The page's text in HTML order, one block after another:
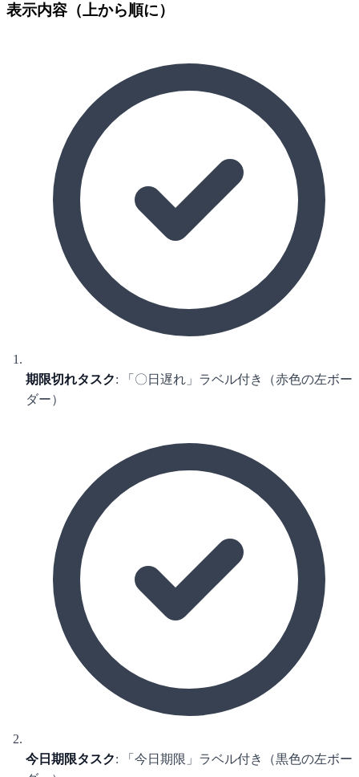
表示内容（上から順に）
期限切れタスク: 「〇日遅れ」ラベル付き（赤色の左ボー
ダー）
今日期限タスク: 「今日期限」ラベル付き（黒色の左ボー